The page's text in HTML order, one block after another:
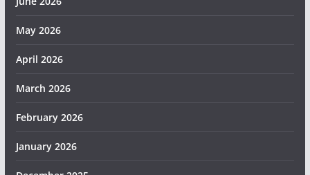
May 2026
April 2026
March 2026
February 2026
January 2026